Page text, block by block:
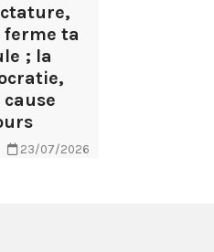
ferme ta
; la
cause
23/07/2026